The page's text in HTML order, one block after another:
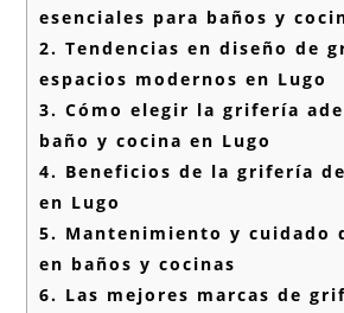
esenciales para baños y
2. Tendencias en diseño de
espacios modernos en Lugo
3. Cómo elegir la grifería
baño y cocina en Lugo
4. Beneficios de la grifería
en Lugo
5. Mantenimiento y cuidado
en baños y cocinas
6. Las mejores marcas de